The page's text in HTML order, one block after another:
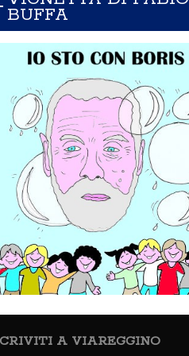
BUFFA
A VIAREGGINO